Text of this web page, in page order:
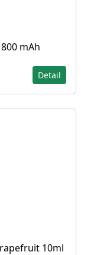
mAh
Detail
10ml